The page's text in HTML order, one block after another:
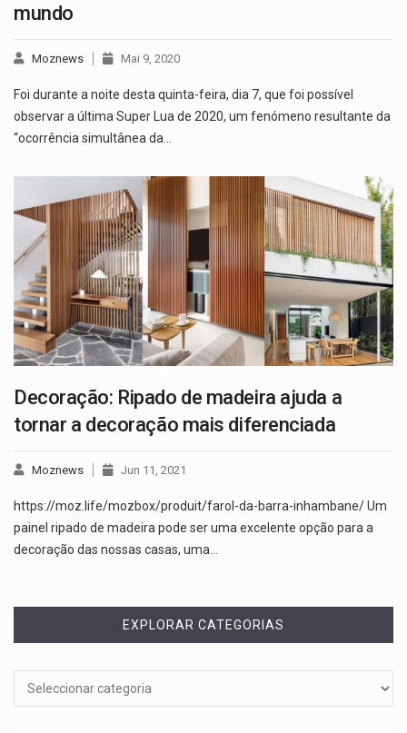
mundo
Moznews Mai 9, 2020
Foi durante a noite desta quinta-feira, dia 7, que foi possível
observar a última Super Lua de 2020, um fenómeno resultante da
“ocorrência simultânea da…
Decoração: Ripado de madeira ajuda a
tornar a decoração mais diferenciada
Moznews Jun 11, 2021
https://moz.life/mozbox/produit/farol-da-barra-inhambane/ Um
painel ripado de madeira pode ser uma excelente opção para a
decoração das nossas casas, uma…
EXPLORAR CATEGORIAS